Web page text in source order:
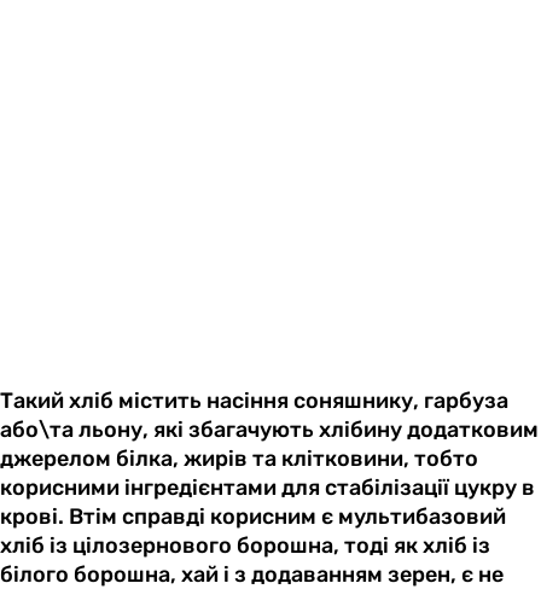
Такий хліб містить насіння соняшнику, гарбуза
або\та льону, які збагачують хлібину додатковим
джерелом білка, жирів та клітковини, тобто
корисними інгредієнтами для стабілізації цукру в
крові. Втім справді корисним є мультибазовий
хліб із цілозернового борошна, тоді як хліб із
білого борошна, хай і з додаванням зерен, є не